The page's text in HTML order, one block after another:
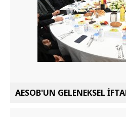
AESOB'UN GELENEKSEL